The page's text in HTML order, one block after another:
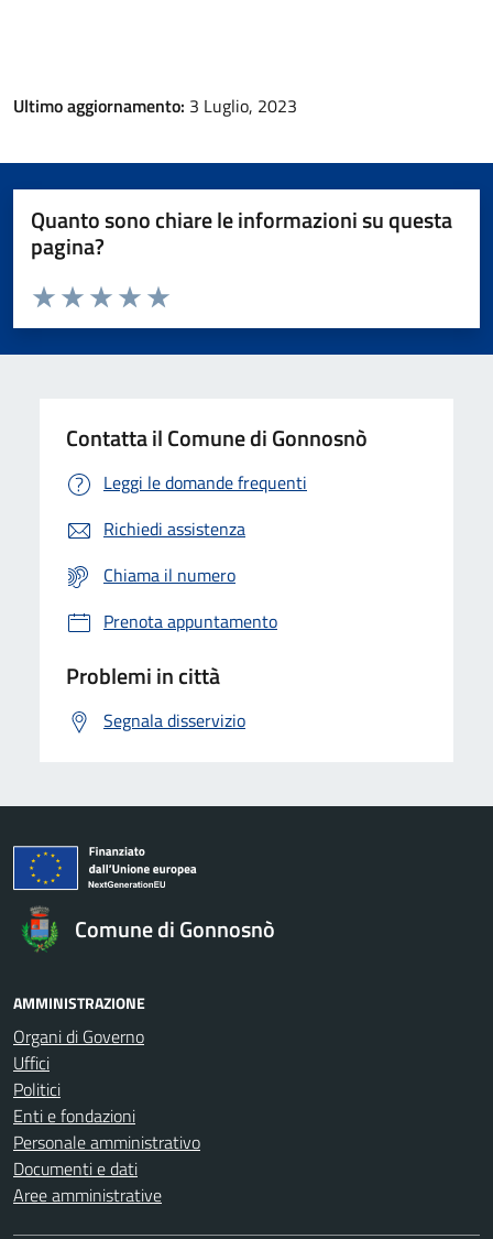
Ultimo aggiornamento: 3 Luglio, 2023
Quanto sono chiare le informazioni su questa
pagina?
Valuta da 1 a 5 stelle la pagina
Valuta 5 stelle su 5
Valuta 4 stelle su 5
Valuta 3 stelle su 5
Valuta 2 stelle su 5
Valuta 1 stelle su 5
Contatta il Comune di Gonnosnò
Leggi le domande frequenti
Richiedi assistenza
Chiama il numero
Prenota appuntamento
Problemi in città
Segnala disservizio
Comune di Gonnosnò
AMMINISTRAZIONE
Organi di Governo
Uffici
Politici
Enti e fondazioni
Personale amministrativo
Documenti e dati
Aree amministrative